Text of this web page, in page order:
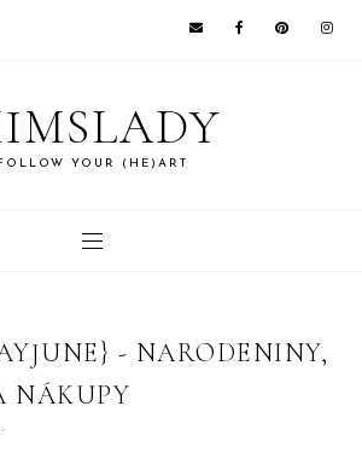
FOLLOW YOUR (HE)ART
- NARODENINY,
NÁKUPY